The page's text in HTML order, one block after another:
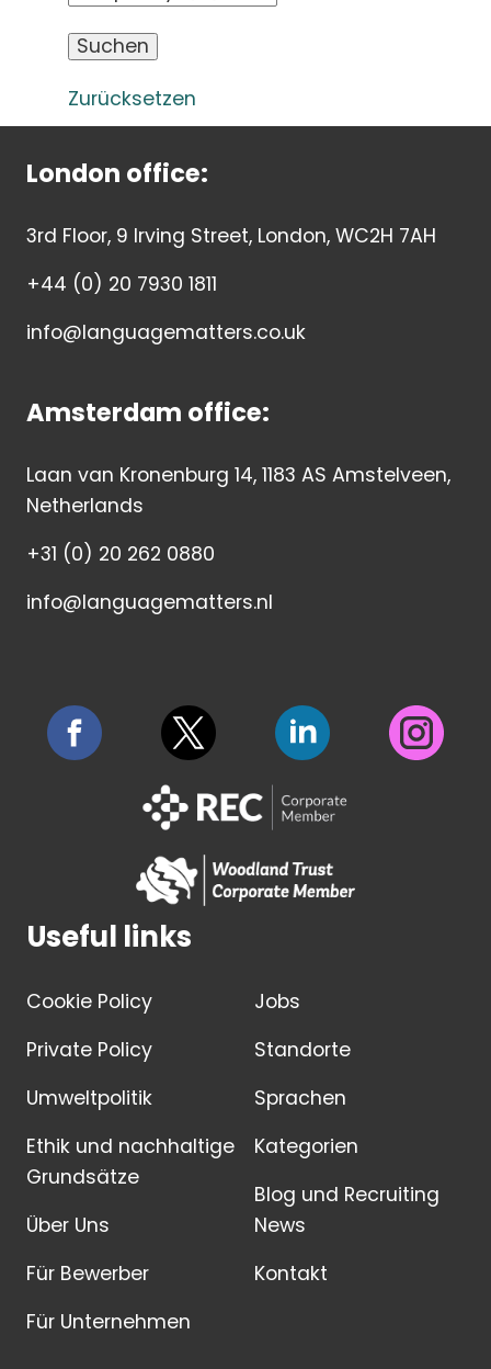
Zurücksetzen
London office:
3rd Floor, 9 Irving Street, London, WC2H 7AH
+44 (0) 20 7930 1811
info@languagematters.co.uk
Amsterdam office:
Laan van Kronenburg 14, 1183 AS Amstelveen,
Netherlands
+31 (0) 20 262 0880
info@languagematters.nl
Useful links
Cookie Policy
Private Policy
Umweltpolitik
Ethik und nachhaltige
Grundsätze
Über Uns
Für Bewerber
Für Unternehmen
Jobs
Standorte
Sprachen
Kategorien
Blog und Recruiting
News
Kontakt